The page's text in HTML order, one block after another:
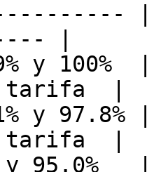
|
y 100%
tarifa  |
y 97.8%
tarifa  |
y 95.0%